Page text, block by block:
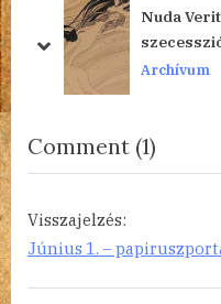
P
:
Nuda
Archívum
prev
next
Comment (1)
Visszajelzés:
Június 1. –